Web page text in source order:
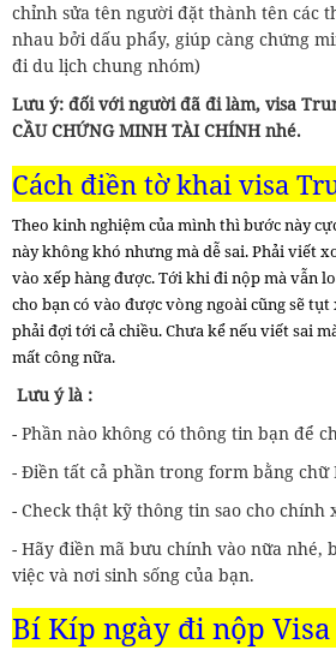
chỉnh sửa tên người đặt thành tên các
nhau bởi dấu phẩy, giúp càng chứng
đi du lịch chung nhóm)
Lưu ý: đối với người đã đi làm, visa
CẦU CHỨNG MINH TÀI CHÍNH nhé.
Cách điền tờ khai visa
Theo kinh nghiệm của mình thì bước này
này không khó nhưng mà dễ sai. Phải viết
vào xếp hàng được. Tới khi đi nộp mà vẫn
cho bạn có vào được vòng ngoài cũng sẽ
phải đợi tới cả chiều. Chưa kể nếu viết sai
mất công nữa.
Lưu ý là :
- Phần nào không có thông tin bạn để
- Điền tất cả phần trong form bằng chữ
- Check thật kỹ thông tin sao cho chính
- Hãy điền mã bưu chính vào nữa nhé,
việc và nơi sinh sống của bạn.
Bí Kíp ngày đi nộp